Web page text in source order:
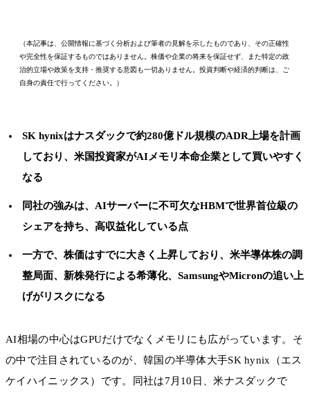
（本記事は、公開情報に基づく分析および筆者の見解を示したものであり、その正確性
や完全性を保証するものではありません。株価や企業の将来を保証せず、また特定の政
治的立場や政策を支持・推奨する意図も一切ありません。投資判断や経済的判断は、ご
自身の責任で行ってください。）
SK hynixはナスダックで約280億ドル規模のADR上場を計画
しており、米国投資家がAIメモリ本命企業として買いやすく
なる
同社の強みは、AIサーバーに不可欠なHBMで世界首位級の
シェアを持ち、高収益化している点
一方で、株価はすでに大きく上昇しており、米半導体株の調
整局面、新株発行による希薄化、SamsungやMicronの追い上
げがリスクになる
AI相場の中心はGPUだけでなくメモリにも広がっています。そ
の中で注目されているのが、韓国の半導体大手SK hynix（エス
ケイハイニックス）です。同社は7月10日、米ナスダックで